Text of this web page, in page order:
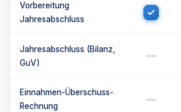
Vorbereitung
Jahresabschluss
Jahresabschluss (Bilanz,
GuV)
Einnahmen-Überschuss-
Rechnung